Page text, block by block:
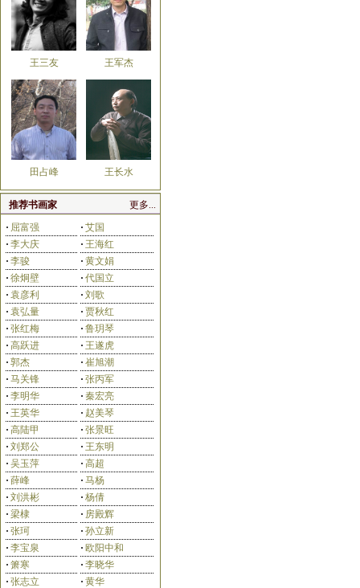
王三友 王军杰
田占峰 王长水
刘艳会 齐宏伟
杨合法 孙永茂
白立献 付素杰
更多...
推荐书画家
· 屈富强 · 艾国
· 李大庆 · 王海红
· 李骏 · 黄文娟
· 徐炯壁 · 代国立
· 袁彦利 · 刘歌
· 袁弘量 · 贾秋红
· 张红梅 · 鲁玥琴
· 高跃进 · 王遂虎
· 郭杰 · 崔旭潮
· 马关锋 · 张丙军
· 李明华 · 秦宏亮
· 王英华 · 赵美琴
· 高陆甲 · 张景旺
· 刘郑公 · 王东明
· 吴玉萍 · 高超
· 薛峰 · 马杨
· 刘洪彬 · 杨倩
· 梁棣 · 房殿辉
· 张珂 · 孙立新
· 李宝泉 · 欧阳中和
· 箫寒 · 李晓华
· 张志立 · 黄华